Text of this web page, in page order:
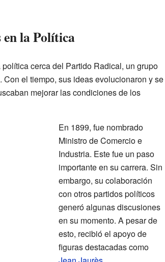
en la Política
cerca del Partido Radical, un grupo
el tiempo, sus ideas evolucionaron y se
mejorar las condiciones de los
En 1899, fue nombrado
Ministro de Comercio e
Industria. Este fue un paso
importante en su carrera. Sin
embargo, su colaboración
con otros partidos políticos
generó algunas discusiones
en su momento. A pesar de
esto, recibió el apoyo de
figuras destacadas como